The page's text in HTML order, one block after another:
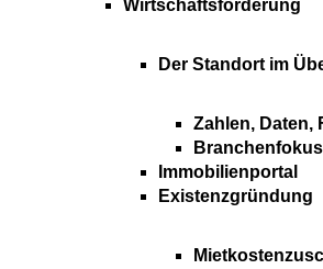
Wirtschaftsförderung
Der Standort im
Zahlen, Daten,
Immobilienportal
Existenzgründung